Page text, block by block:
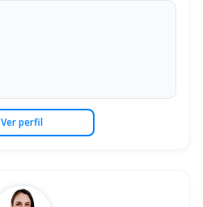
Ver perfil